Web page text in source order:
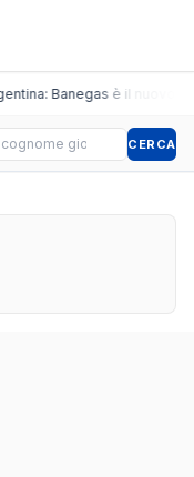
Banegas è il nuovo
CERCA